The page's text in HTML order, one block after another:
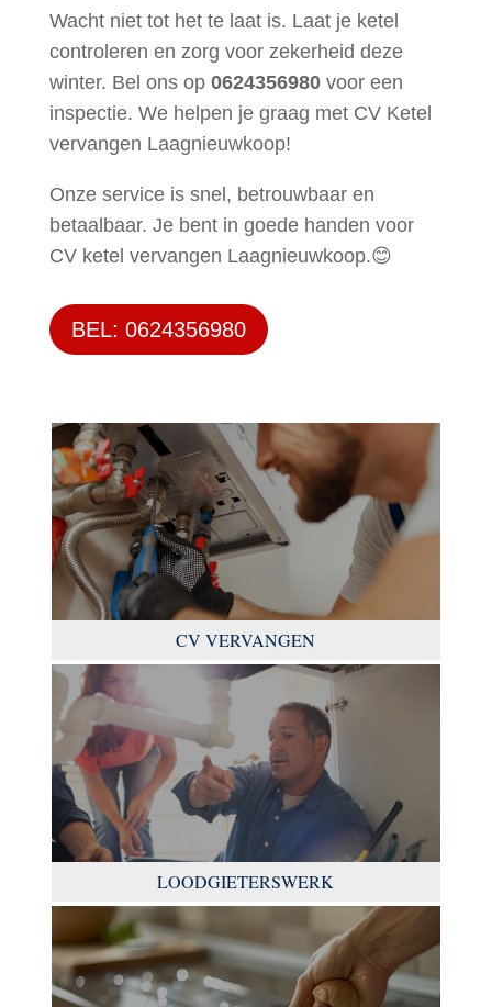
Wacht niet tot het te laat is. Laat je ketel
controleren en zorg voor zekerheid deze
winter. Bel ons op 0624356980voor een
inspectie. We helpen je graag met CV Ketel
vervangen Laagnieuwkoop!
Onze service is snel, betrouwbaar en
betaalbaar. Je bent in goede handen voor
CV ketel vervangen Laagnieuwkoop.😊
BEL: 0624356980
CV VERVANGEN
LOODGIETERSWERK